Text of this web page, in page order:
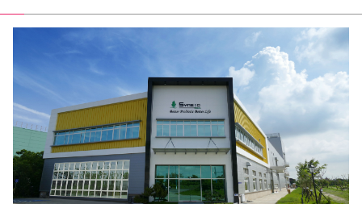
健康養殖
研發新知
無抗養殖理念
豬
水產
SYNPET®寵物保健
SYNPET® GO 敏捷靈活配方
SYNPET® IMMU舒敏護膚配方
SYNPET® FIT體重管理配方
最新消息
活動消息
影音專區
聯絡我們
生合生物科技
TW EN CN